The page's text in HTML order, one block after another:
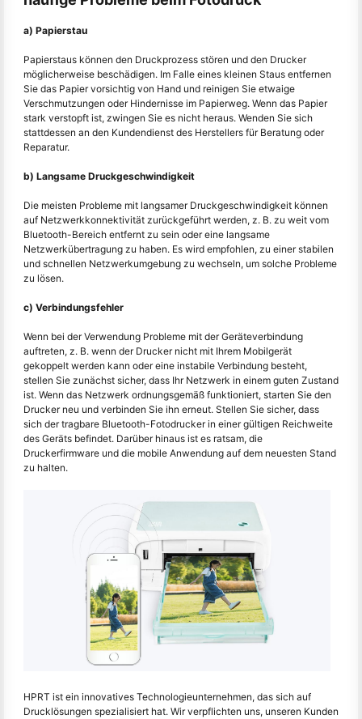
a) Papierstau
Papierstaus können den Druckprozess stören und den Drucker
möglicherweise beschädigen. Im Falle eines kleinen Staus entfernen
Sie das Papier vorsichtig von Hand und reinigen Sie etwaige
Verschmutzungen oder Hindernisse im Papierweg. Wenn das Papier
stark verstopft ist, zwingen Sie es nicht heraus. Wenden Sie sich
stattdessen an den Kundendienst des Herstellers für Beratung oder
Reparatur.
b) Langsame Druckgeschwindigkeit
Die meisten Probleme mit langsamer Druckgeschwindigkeit können
auf Netzwerkkonnektivität zurückgeführt werden, z. B. zu weit vom
Bluetooth-Bereich entfernt zu sein oder eine langsame
Netzwerkübertragung zu haben. Es wird empfohlen, zu einer stabilen
und schnellen Netzwerkumgebung zu wechseln, um solche Probleme
zu lösen.
c) Verbindungsfehler
Wenn bei der Verwendung Probleme mit der Geräteverbindung
auftreten, z. B. wenn der Drucker nicht mit Ihrem Mobilgerät
gekoppelt werden kann oder eine instabile Verbindung besteht,
stellen Sie zunächst sicher, dass Ihr Netzwerk in einem guten Zustand
ist. Wenn das Netzwerk ordnungsgemäß funktioniert, starten Sie den
Drucker neu und verbinden Sie ihn erneut. Stellen Sie sicher, dass
sich der tragbare Bluetooth-Fotodrucker in einer gültigen Reichweite
des Geräts befindet. Darüber hinaus ist es ratsam, die
Druckerfirmware und die mobile Anwendung auf dem neuesten Stand
zu halten.
HPRT ist ein innovatives Technologieunternehmen, das sich auf
Drucklösungen spezialisiert hat. Wir verpflichten uns, unseren Kunden